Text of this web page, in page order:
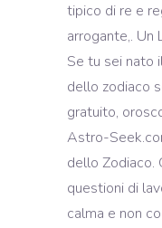
tipico di re e
arrogante,.
Se tu sei nato
dello zodiaco
gratuito,
Astro-
dello Zodiaco.
questioni di
calma e non